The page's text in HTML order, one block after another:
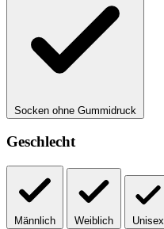
Socken ohne Gummidruck
Geschlecht
Männlich Weiblich Unisex